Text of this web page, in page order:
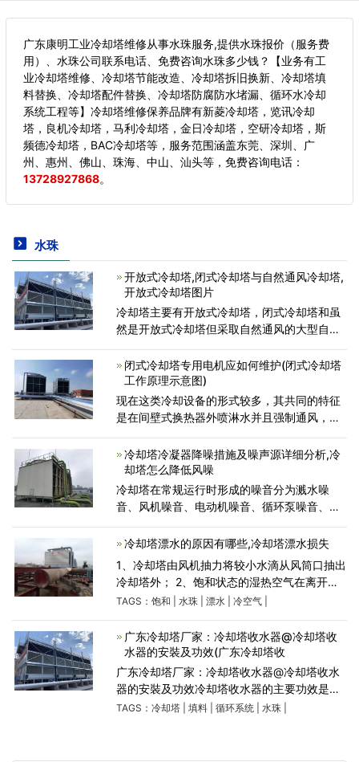
广东康明工业冷却塔维修从事水珠服务,提供水珠报价（服务费
用）、水珠公司联系电话、免费咨询水珠多少钱？【业务有工
业冷却塔维修、冷却塔节能改造、冷却塔拆旧换新、冷却塔填
料替换、冷却塔配件替换、冷却塔防腐防水堵漏、循环水冷却
系统工程等】冷却塔维修保养品牌有新菱冷却塔，览讯冷却
塔，良机冷却塔，马利冷却塔，金日冷却塔，空研冷却塔，斯
频德冷却塔，BAC冷却塔等，服务范围涵盖东莞、深圳、广
州、惠州、佛山、珠海、中山、汕头等， 免费咨询电话：
13728927868。
水珠
开放式冷却塔,闭式冷却塔与自然通风冷却塔,
开放式冷却塔图片
冷却塔主要有开放式冷却塔，闭式冷却塔和虽
然是开放式冷却塔但采取自然通风的大型自然
的间接冷却。本月我们将谈论冷却塔，他们如
何工作，以及它们
闭式冷却塔专用电机应如何维护(闭式冷却塔
工作原理示意图)
现在这类冷却设备的形式较多，其共同的特征
是在间壁式换热器外喷淋水并且强制通风，热
壁面外的喷淋水，再通过喷淋水与空气的强制
对流传给空气，而喷
冷却塔冷凝器降噪措施及噪声源详细分析,冷
却塔怎么降低风噪
冷却塔在常规运行时形成的噪音分为溅水噪
音、风机噪音、电动机噪音、循环泵噪音、供
水噪音、风机噪音、电动机噪音是主要噪音
源。怎么整治冷却
冷却塔漂水的原因有哪些,冷却塔漂水损失
1、冷却塔由风机抽力将较小水滴从风筒口抽出
冷却塔外； 2、饱和状态的湿热空气在离开冷
却塔以后遇到外界冷空气达到饱和状态，凝结
出。 康明是
TAGS： 饱和 水珠 漂水 冷空气|
广东冷却塔厂家：冷却塔收水器@冷却塔收
水器的安裝及功效(广东冷却塔收
广东冷却塔厂家：冷却塔收水器@冷却塔收水
器的安裝及功效冷却塔收水器的主要功效是将
自喷在空调铜管或填料表面的水组成的热蒸气
TAGS： 冷却塔| 填料| 循环系统| 水珠|